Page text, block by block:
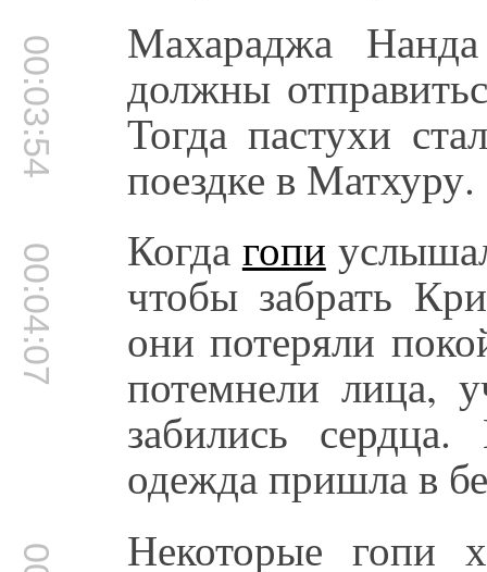
00:03:54 Махараджа
должны
Тогда пастухи
поездке в Матхуру.
00:04:07 Когда гопи
чтобы забрать
они потеряли
потемнели лица,
забились
одежда пришла в
Некоторые гопи